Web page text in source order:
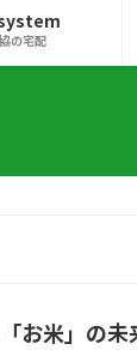
の宅配
お米」の未